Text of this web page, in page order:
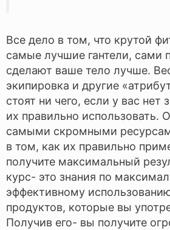
Все дело в том, что крутой
самые лучшие гантели, сами
сделают ваше тело лучше.
экипировка и другие
стоят ни чего, если у вас нет
их правильно использовать.
самыми скромными
в том, как их правильно
получите максимальный
курс- это знания по
эффективному
продуктов, которые вы
Получив его- вы получите